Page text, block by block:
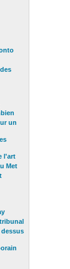
un
l'art
Met